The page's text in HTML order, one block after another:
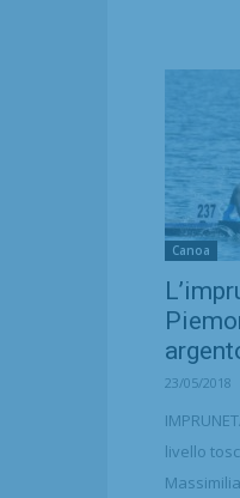
Canoa
23/05/2018
livello